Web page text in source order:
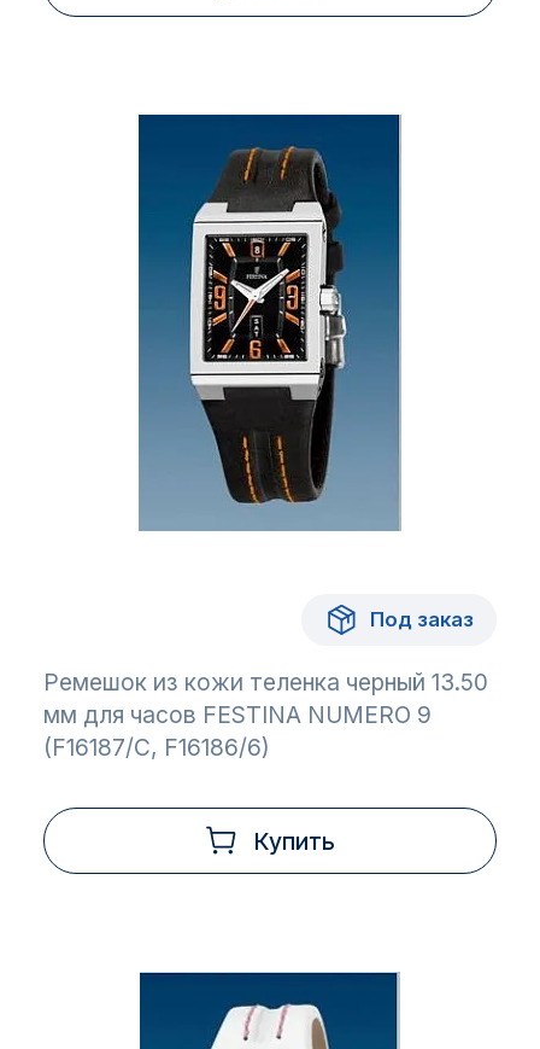
Под заказ
Ремешок из кожи теленка черный 13.50
мм для часов FESTINA NUMERO 9
(F16187/C, F16186/6)
Купить